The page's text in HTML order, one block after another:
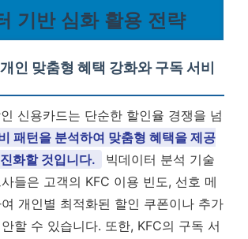
기반 심화 활용 전략
인 맞춤형 혜택 강화와 구독 서비
신용카드는 단순한 할인율 경쟁을 넘
패턴을 분석하여 맞춤형 혜택을 제공
화할 것입니다.
빅데이터 분석 기술
들은 고객의 KFC 이용 빈도, 선호 메
개인별 최적화된 할인 쿠폰이나 추가
할 수 있습니다. 또한, KFC의 구독 서